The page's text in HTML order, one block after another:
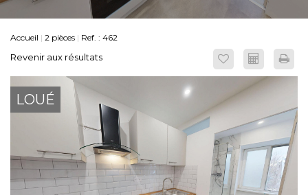
CONTACT
ESPACE CLIENTS
Accueil 2 pièces Ref. : 462
Revenir aux résultats
LOUÉ